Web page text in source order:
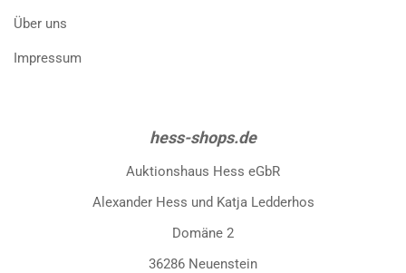
Über uns
Impressum
hess-shops.de
Auktionshaus Hess eGbR
Alexander Hess und Katja Ledderhos
Domäne 2
36286 Neuenstein